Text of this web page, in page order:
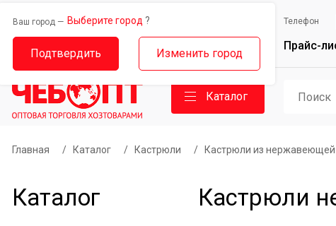
Ваш город — Выберите город ?
Подтвердить Изменить город
Ваш город — Выберите город Телефон
Прайс-
Каталог
Главная / Каталог / Кастрюли / Кастрюли из нержавеющей
Каталог Кастрюли